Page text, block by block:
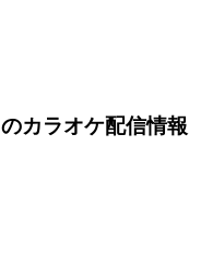
のカラオケ配信情報